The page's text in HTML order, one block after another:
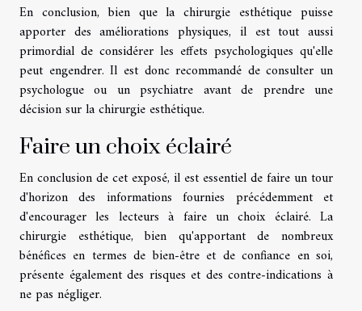
En conclusion, bien que la chirurgie esthétique puisse
apporter des améliorations physiques, il est tout aussi
primordial de considérer les effets psychologiques qu'elle
peut engendrer. Il est donc recommandé de consulter un
psychologue ou un psychiatre avant de prendre une
décision sur la chirurgie esthétique.
Faire un choix éclairé
En conclusion de cet exposé, il est essentiel de faire un tour
d'horizon des informations fournies précédemment et
d'encourager les lecteurs à faire un choix éclairé. La
chirurgie esthétique, bien qu'apportant de nombreux
bénéfices en termes de bien-être et de confiance en soi,
présente également des risques et des contre-indications à
ne pas négliger.